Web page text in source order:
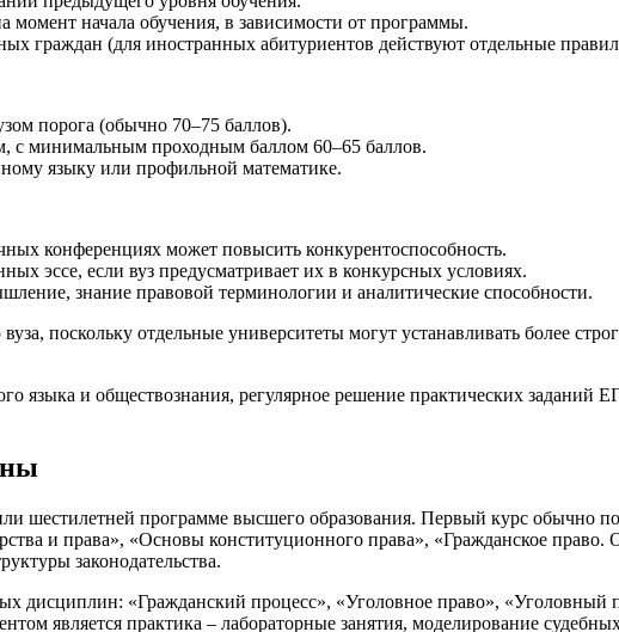
начала обучения, в зависимости от программы.
граждан (для иностранных абитуриентов действуют отдельные
порога (обычно 70–75 баллов).
с минимальным проходным баллом 60–65 баллов.
языку или профильной математике.
конференциях может повысить конкурентоспособность.
эссе, если вуз предусматривает их в конкурсных условиях.
знание правовой терминологии и аналитические способности.
поскольку отдельные университеты могут устанавливать более
языка и обществознания, регулярное решение практических заданий
шестилетней программе высшего образования. Первый курс обычно
и права», «Основы конституционного права», «Гражданское право.
законодательства.
дисциплин: «Гражданский процесс», «Уголовное право», «Уголовный
является практика – лабораторные занятия, моделирование